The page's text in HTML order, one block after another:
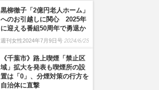
黒柳徹子「2億円老人ホーム」
へのお引越しに関心 2025年
に迎える番組50周年で勇退か
週刊女性2024年7月9日号 2024/6/25
《千葉市》路上喫煙「禁止区
域」拡大を発表も喫煙所の設
置は「0」、分煙対策の行方を
自治体に直撃